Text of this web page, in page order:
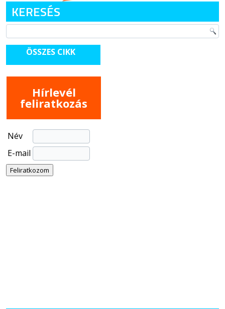
KERESÉS
ÖSSZES CIKK
Hírlevél
feliratkozás
Név
E-mail